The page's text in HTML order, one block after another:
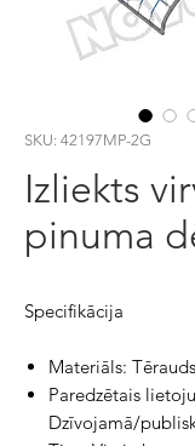
SKU: 42197MP-2G
Izliekts
pinuma
Specifikācija
Materiāls: Tērauds
Paredzētais
Dzīvojamā/